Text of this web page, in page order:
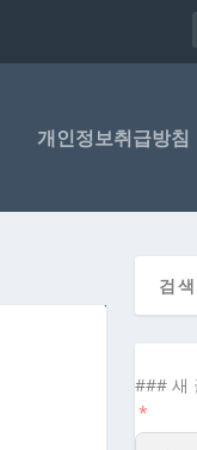
개인정보취급방침
### 새